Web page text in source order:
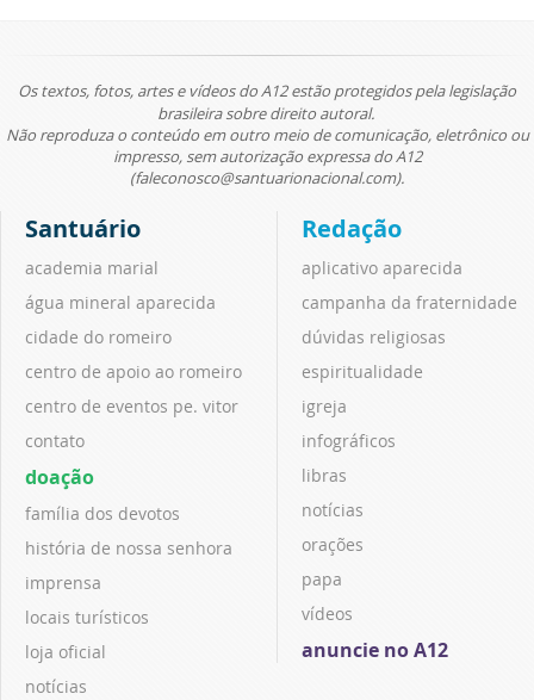
Os textos, fotos, artes e vídeos do A12 estão protegidos pela legislação
brasileira sobre direito autoral.
Não reproduza o conteúdo em outro meio de comunicação, eletrônico ou
impresso, sem autorização expressa do A12
(faleconosco@santuarionacional.com).
Santuário
academia marial
água mineral aparecida
cidade do romeiro
centro de apoio ao romeiro
centro de eventos pe. vitor
contato
doação
família dos devotos
história de nossa senhora
imprensa
locais turísticos
loja oficial
notícias
Redação
aplicativo aparecida
campanha da fraternidade
dúvidas religiosas
espiritualidade
igreja
infográficos
libras
notícias
orações
papa
vídeos
anuncie no A12